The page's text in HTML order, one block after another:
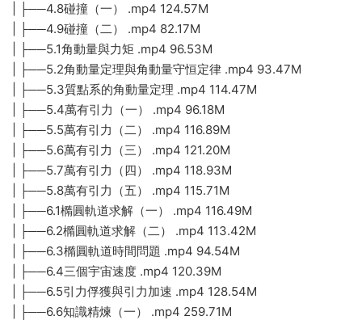
| ├──4.8碰撞（一） .mp4 124.57M
| ├──4.9碰撞（二） .mp4 82.17M
| ├──5.1角動量與力矩 .mp4 96.53M
| ├──5.2角動量定理與角動量守恒定律 .mp4 93.47M
| ├──5.3質點系的角動量定理 .mp4 114.47M
| ├──5.4萬有引力（一） .mp4 96.18M
| ├──5.5萬有引力（二） .mp4 116.89M
| ├──5.6萬有引力（三） .mp4 121.20M
| ├──5.7萬有引力（四） .mp4 118.93M
| ├──5.8萬有引力（五） .mp4 115.71M
| ├──6.1橢圓軌道求解（一） .mp4 116.49M
| ├──6.2橢圓軌道求解（二） .mp4 113.42M
| ├──6.3橢圓軌道時間問題 .mp4 94.54M
| ├──6.4三個宇宙速度 .mp4 120.39M
| ├──6.5引力俘獲與引力加速 .mp4 128.54M
| ├──6.6知識精煉（一） .mp4 259.71M